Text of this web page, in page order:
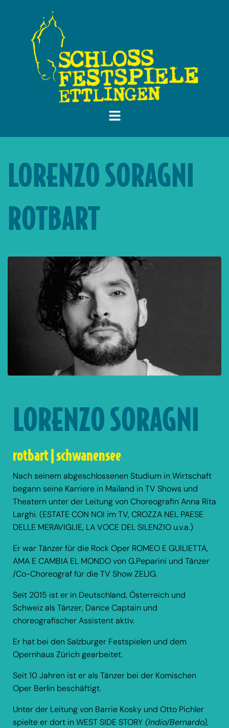
LORENZO SORAGNI
ROTBART
LORENZO SORAGNI
rotbart | schwanensee
Nach seinem abgeschlossenen Studium in Wirtschaft
begann seine Karriere in Mailand in TV Shows und
Theatern unter der Leitung von Choreografin Anna Rita
Larghi. (ESTATE CON NOI im TV, CROZZA NEL PAESE
DELLE MERAVIGLIE, LA VOCE DEL SILENZIO u.v.a.)
Er war Tänzer für die Rock Oper ROMEO E GUILIETTA,
AMA E CAMBIA EL MONDO von G.Peparini und Tänzer
/Co-Choreograf für die TV Show ZELIG.
Seit 2015 ist er in Deutschland, Österreich und
Schweiz als Tänzer, Dance Captain und
choreografischer Assistent aktiv.
Er hat bei den Salzburger Festspielen und dem
Opernhaus Zürich gearbeitet.
Seit 10 Jahren ist er als Tänzer bei der Komischen
Oper Berlin beschäftigt.
Unter der Leitung von Barrie Kosky und Otto Pichler
spielte er dort in WEST SIDE STORY (Indio/Bernardo),